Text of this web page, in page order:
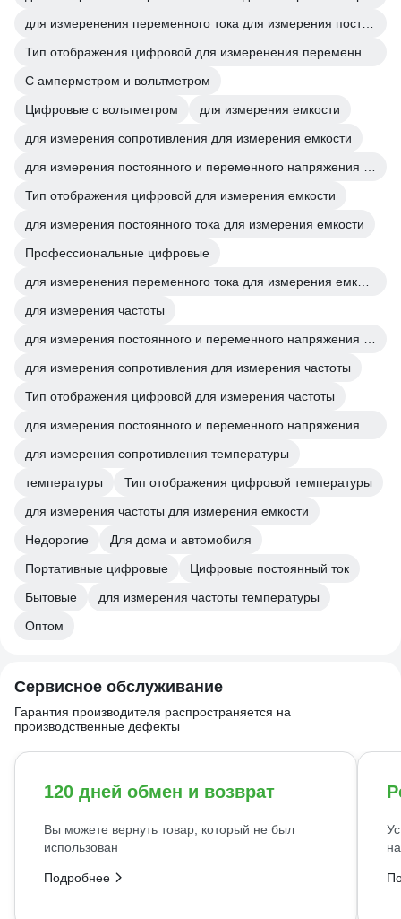
для измеренения переменного тока для измерения постоянного тока
С амперметром и вольтметром
Цифровые с вольтметром
для измерения емкости
для измерения сопротивления для измерения емкости
Тип отображения цифровой для измерения емкости
для измерения постоянного тока для измерения емкости
Профессиональные цифровые
для измерения частоты
для измерения сопротивления для измерения частоты
Тип отображения цифровой для измерения частоты
для измерения сопротивления температуры
температуры
Тип отображения цифровой температуры
для измерения частоты для измерения емкости
Недорогие
Для дома и автомобиля
Портативные цифровые
Цифровые постоянный ток
Бытовые
для измерения частоты температуры
Оптом
Сервисное обслуживание
Гарантия производителя распространяется на
производственные дефекты
120 дней обмен и возврат
Вы можете вернуть товар, который не был
использован
Подробнее